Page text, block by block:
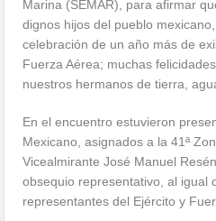
Marina (SEMAR), para afirmar
dignos hijos del pueblo
celebración de un año más de
Fuerza Aérea; muchas
nuestros hermanos de tierra,
En el encuentro estuvieron
Mexicano, asignados a la 41ª
Vicealmirante José Manuel
obsequio representativo, al igual
representantes del Ejército y